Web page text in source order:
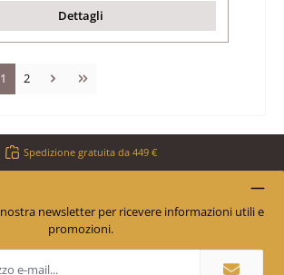
Dettagli
Pagina
1 Pagina
2
Spedizione gratuita da 449 €
nostra newsletter per ricevere informazioni utili e
promozioni.